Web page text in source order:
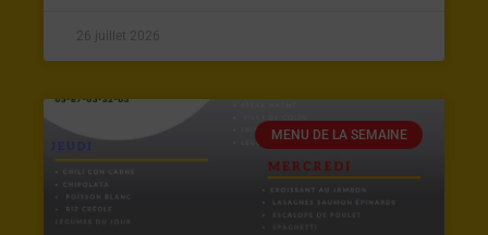
26 juillet 2026
MENU DE LA SEMAINE